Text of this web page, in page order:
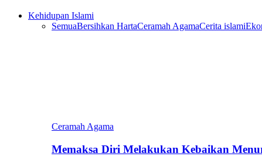
Kehidupan Islami
SemuaBersihkan HartaCeramah AgamaCerita islami
Ceramah Agama
Memaksa Diri Melakukan Kebaikan